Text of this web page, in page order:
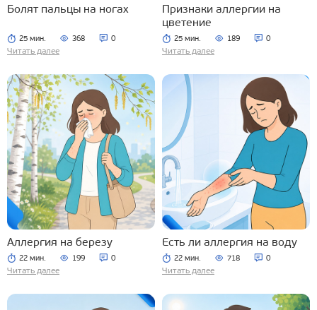
Болят пальцы на ногах
25 мин. 368 0
Читать далее
Признаки аллергии на
цветение
25 мин. 189 0
Читать далее
Аллергия на березу
22 мин. 199 0
Читать далее
Есть ли аллергия на воду
22 мин. 718 0
Читать далее